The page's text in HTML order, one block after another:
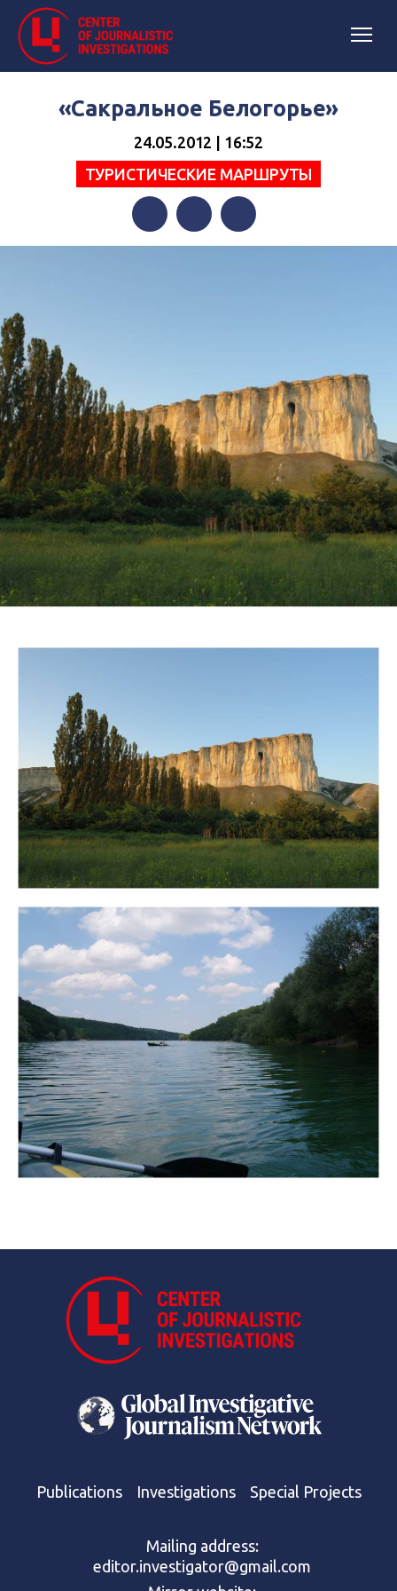
«Сакральное Белогорье»
24.05.2012 | 16:52
ТУРИСТИЧЕСКИЕ МАРШРУТЫ
FacebookTwitterTelegram
Publications Investigations Special Projects
Mailing address:
editor.investigator@gmail.com